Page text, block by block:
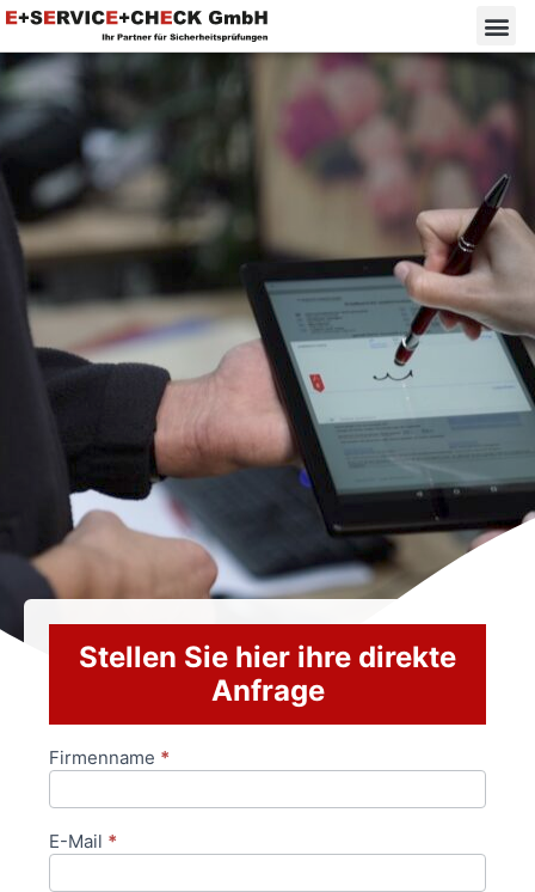
Stellen Sie hier ihre direkte
Anfrage
Anfrageformular
Firmenname *
E-Mail *